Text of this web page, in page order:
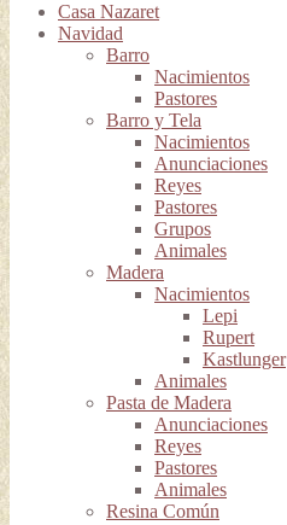
Casa Nazaret
Navidad
Barro
Nacimientos
Pastores
Barro y Tela
Nacimientos
Anunciaciones
Reyes
Pastores
Grupos
Animales
Madera
Nacimientos
Lepi
Rupert
Kastlunger
Animales
Pasta de Madera
Anunciaciones
Reyes
Pastores
Animales
Resina Común